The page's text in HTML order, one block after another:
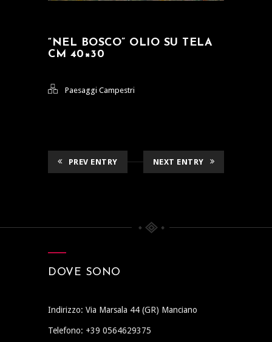
“NEL BOSCO” OLIO SU TELA
CM 40×30
Paesaggi Campestri
PREV ENTRY NEXT ENTRY
DOVE SONO
Indirizzo: Via Marsala 44 (GR) Manciano
Telefono: +39 0564629375